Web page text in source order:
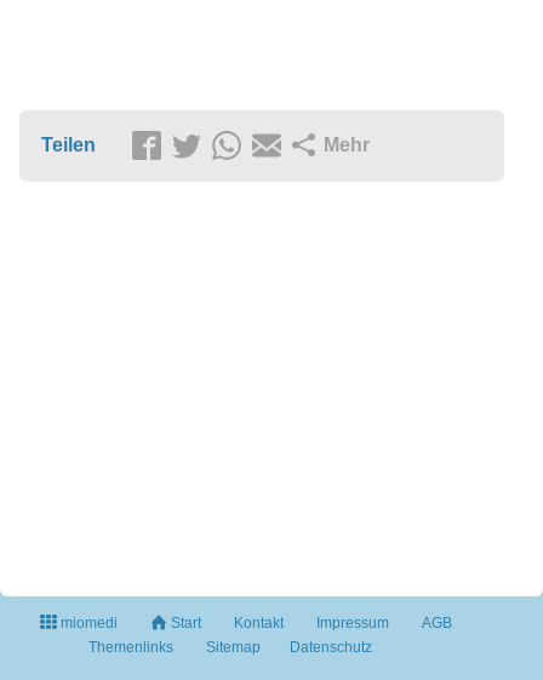
Teilen Mehr
miomedi Start Kontakt Impressum
AGB
Themenlinks
Sitemap Datenschutz